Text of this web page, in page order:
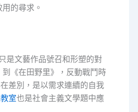
的尋求。
是文藝作品號召和形塑的對
《在田野里》，反動戰鬥時
差別，是以需求連續的自我
室也是社會主義文學題中應